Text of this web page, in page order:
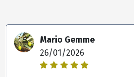
Mario Gemme
26/01/2026